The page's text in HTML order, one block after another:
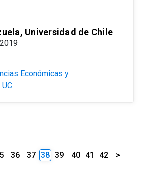
Universidad de Chile
Económicas y
36 37 38 39 40 41 42 >